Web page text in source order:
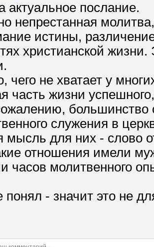
актуальное послание.
непрестанная
истины,
христианской
чего не хватает у
часть жизни
большинство
служения в
мысль для них - слово
отношения имели
часов молитвенного
понял - значит это не